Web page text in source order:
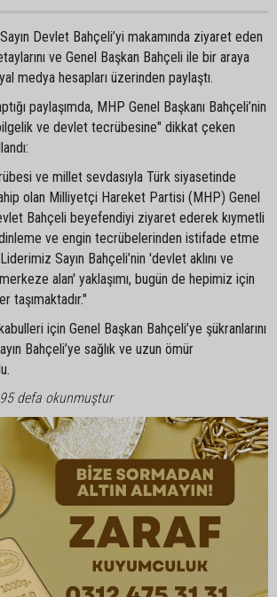
Devlet Bahçeli’yi makamında ziyaret eden
ve Genel Başkan Bahçeli ile bir araya
medya hesapları üzerinden paylaştı.
paylaşımda, MHP Genel Başkanı Bahçeli’nin
ve devlet tecrübesine" dikkat çeken
ve millet sevdasıyla Türk siyasetinde
olan Milliyetçi Hareket Partisi (MHP) Genel
Bahçeli beyefendiyi ziyaret ederek kıymetli
ve engin tecrübelerinden istifade etme
Sayın Bahçeli’nin 'devlet aklını ve
alan' yaklaşımı, bugün de hepimiz için
taşımaktadır."
için Genel Başkan Bahçeli’ye şükranlarını
Bahçeli’ye sağlık ve uzun ömür
defa okunmuştur